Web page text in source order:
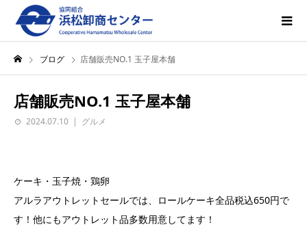
ブログ 店舗販売NO.1 玉子屋本舗
店舗販売NO.1 玉子屋本舗
2024.07.10 グルメ
ケーキ・玉子焼・鶏卵
アルラアウトレットセールでは、ロールケーキ全品税込650円で
す！他にもアウトレット品多数用意してます！